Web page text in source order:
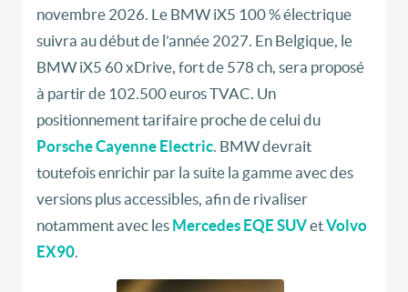
novembre 2026. Le BMW iX5 100 % électrique
suivra au début de l’année 2027. En Belgique, le
BMW iX5 60 xDrive, fort de 578 ch, sera proposé
à partir de 102.500 euros TVAC. Un
positionnement tarifaire proche de celui du
Porsche Cayenne Electric. BMW devrait
toutefois enrichir par la suite la gamme avec des
versions plus accessibles, afin de rivaliser
notamment avec les Mercedes EQE SUVetVolvo
EX90.